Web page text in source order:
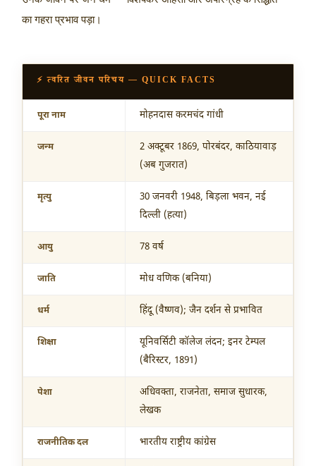
का गहरा प्रभाव पड़ा।
⚡ त्वरित जीवन परिचय — QUICK FACTS
पूरा नाम मोहनदास करमचंद गांधी
जन्म 2 अक्टूबर 1869, पोरबंदर, काठियावाड़
(अब गुजरात)
मृत्यु 30 जनवरी 1948, बिड़ला भवन, नई
दिल्ली (हत्या)
आयु 78 वर्ष
जाति मोध वणिक (बनिया)
धर्म हिंदू (वैष्णव); जैन दर्शन से प्रभावित
शिक्षा
यूनिवर्सिटी कॉलेज लंदन; इनर टेम्पल
(बैरिस्टर, 1891)
पेशा
अधिवक्ता, राजनेता, समाज सुधारक,
लेखक
राजनीतिक दल भारतीय राष्ट्रीय कांग्रेस